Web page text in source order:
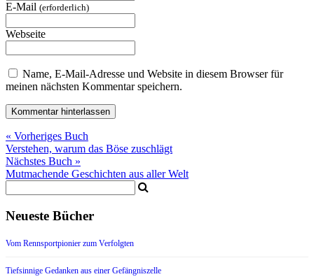
E-Mail (erforderlich)
Webseite
Name, E-Mail-Adresse und Website in diesem Browser für
meinen nächsten Kommentar speichern.
« Vorheriges Buch
Verstehen, warum das Böse zuschlägt
Nächstes Buch »
Mutmachende Geschichten aus aller Welt
Neueste Bücher
Vom Rennsportpionier zum Verfolgten
Tiefsinnige Gedanken aus einer Gefängniszelle